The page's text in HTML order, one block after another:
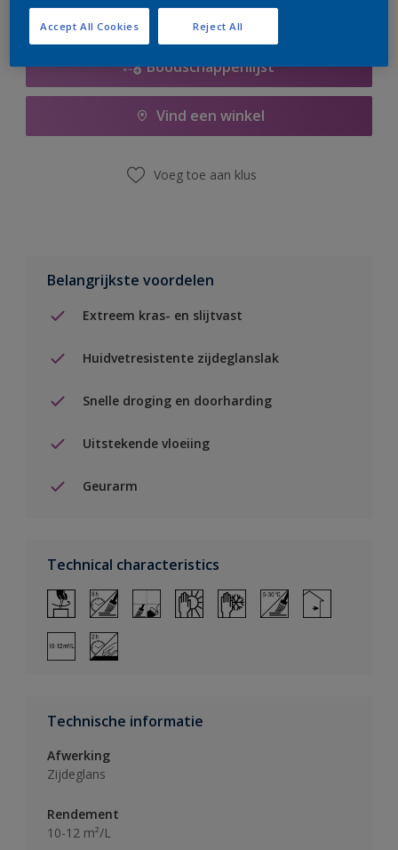
Boodschappenlijst
Vind een winkel
Voeg toe aan klus
Belangrijkste voordelen
Extreem kras- en slijtvast
Huidvetresistente zijdeglanslak
Snelle droging en doorharding
Uitstekende vloeiing
Geurarm
Technical characteristics
Technische informatie
Afwerking
Zijdeglans
Rendement
10-12 m²/L
Reject All
Accept All Cookies